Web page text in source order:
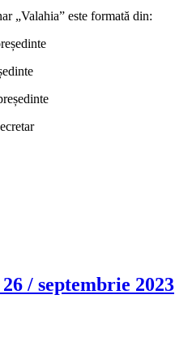
„Valahia” este formată din:
/ septembrie 2023